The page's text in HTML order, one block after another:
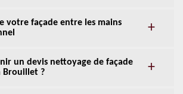
votre façade entre les mains
un devis nettoyage de façade
Brouillet ?